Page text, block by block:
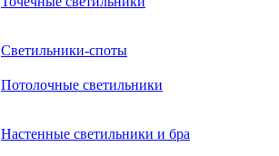
Светильники-споты
Потолочные светильники
Настенные светильники и бра